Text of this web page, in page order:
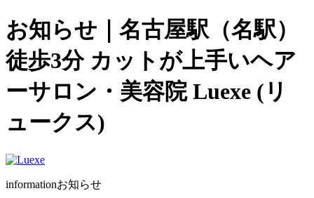
お知らせ｜名古屋駅（名駅）
徒歩3分 カットが上手いヘア
ーサロン・美容院 Luexe (リ
ュークス)
informationお知らせ